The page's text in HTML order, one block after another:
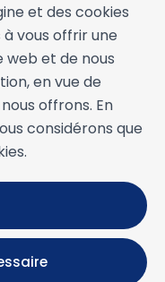
et des cookies
vous offrir une
web et de nous
en vue de
offrons. En
considérons que